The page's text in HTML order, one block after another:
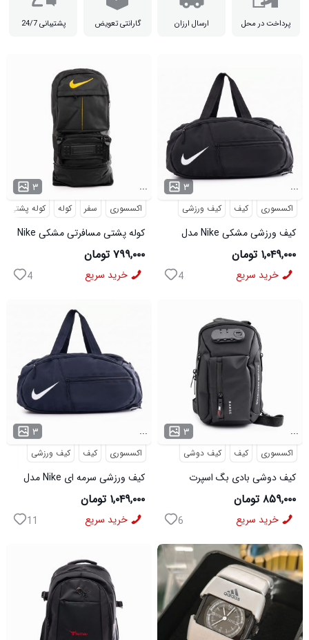
پرداخت در محل ارسال ارزان گارانتی تعویض پشتیبانی 24/7
۳ ...
اکسسوری سفر کوله کوله پشتی
کوله پشتی مسافرتی مشکی Nike
مدل 50693
۷۹۹,۰۰۰ تومان
خرید سریع 4
۳ ...
اکسسوری کیف کیف ورزشی
کیف ورزشی مشکی Nike مدل
50700
۱,۰۴۹,۰۰۰ تومان
خرید سریع 4
۳ ...
اکسسوری کیف کیف ورزشی
کیف ورزشی سرمه ای Nike مدل
50701
۱,۰۴۹,۰۰۰ تومان
خرید سریع 11
۳ ...
اکسسوری کیف کیف دوشی
کیف دوشی بادی بگ اسپرت
Bange مدل 50695
۸۵۹,۰۰۰ تومان
خرید سریع 6